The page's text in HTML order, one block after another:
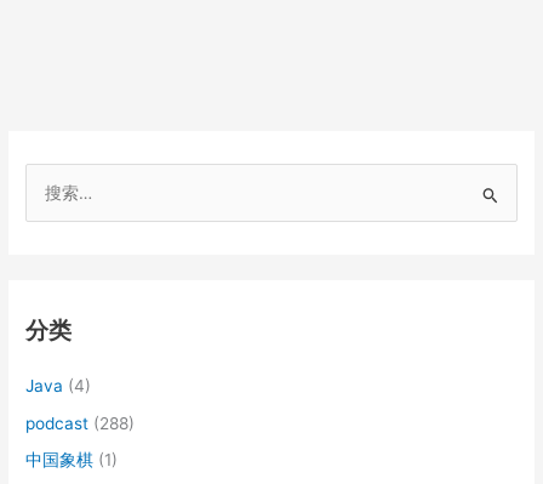
分类
Java (4)
podcast (288)
中国象棋 (1)